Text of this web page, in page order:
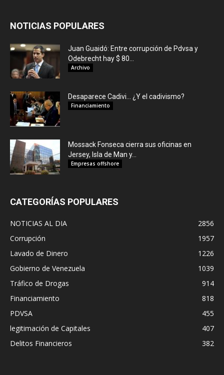
NOTICIAS POPULARES
Juan Guaidó: Entre corrupción de Pdvsa y
Odebrecht hay $ 80...
Archivo
Desaparece Cadivi… ¿Y el cadivismo?
Financiamiento
Mossack Fonseca cierra sus oficinas en
Jersey, Isla de Man y...
Empresas offshore
CATEGORÍAS POPULARES
NOTICIAS AL DIA
2856
Corrupción
1957
Lavado de Dinero
1226
Gobierno de Venezuela
1039
Tráfico de Drogas
914
Financiamiento
818
PDVSA
455
legitimación de Capitales
407
Delitos Financieros
382